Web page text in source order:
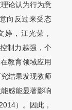
论认为行为意
向反过来受态
婷，江光荣，
制力越强，个
教育领域应用
结果发现教师
感能显著影响
）。因此，